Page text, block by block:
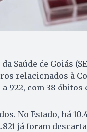
Saúde de Goiás
relacionados à
922, com 38
No Estado, há
já foram